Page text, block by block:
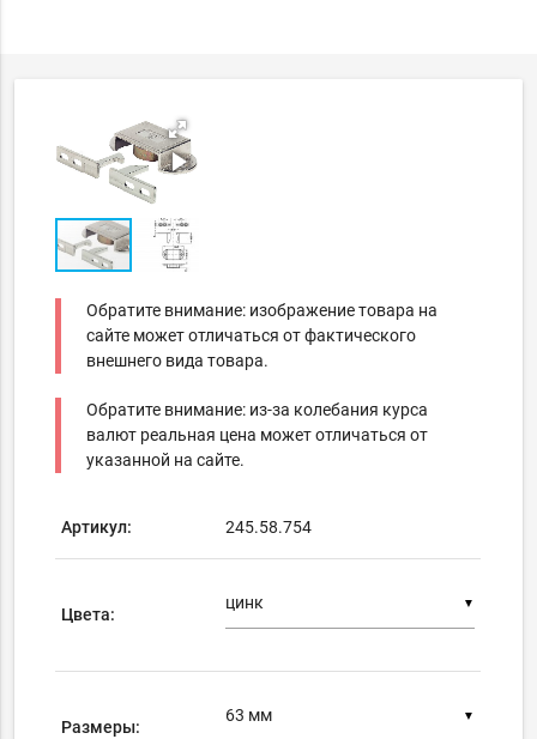
Обратите внимание: изображение товара на
сайте может отличаться от фактического
внешнего вида товара.
Обратите внимание: из-за колебания курса
валют реальная цена может отличаться от
указанной на сайте.
Артикул: 245.58.754
Цвета:
▼
Размеры:
▼